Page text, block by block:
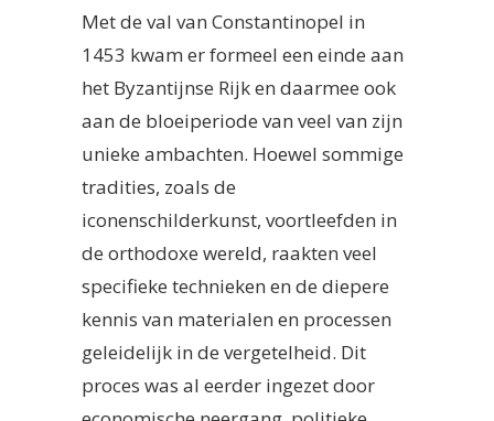
Met de val van Constantinopel in
1453 kwam er formeel een einde aan
het Byzantijnse Rijk en daarmee ook
aan de bloeiperiode van veel van zijn
unieke ambachten. Hoewel sommige
tradities, zoals de
iconenschilderkunst, voortleefden in
de orthodoxe wereld, raakten veel
specifieke technieken en de diepere
kennis van materialen en processen
geleidelijk in de vergetelheid. Dit
proces was al eerder ingezet door